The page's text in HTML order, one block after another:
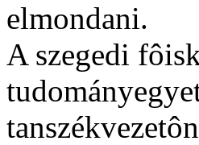
elmondani.
A szegedi